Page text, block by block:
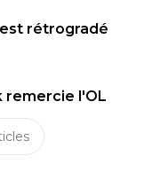
est rétrogradé
remercie l'OL